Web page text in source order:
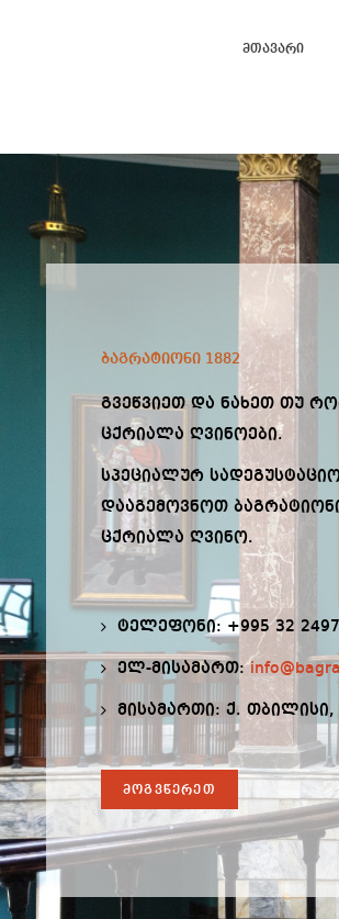
Მთავარი
ბაგრატიონი 1882
გვეწვიეთ და ნახეთ თუ
ცქრიალა ღვინოები.
სპეციალურ
დააგემოვნოთ
ცქრიალა ღვინო.
ტელეფონი: +995 32
ელ-მისამართ:
მისამართი: ქ.
მოგვწერეთ